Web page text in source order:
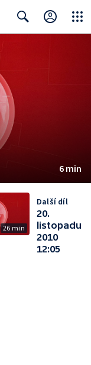
6 min
26 min
Další díl
20.
listopadu
2010
12:05